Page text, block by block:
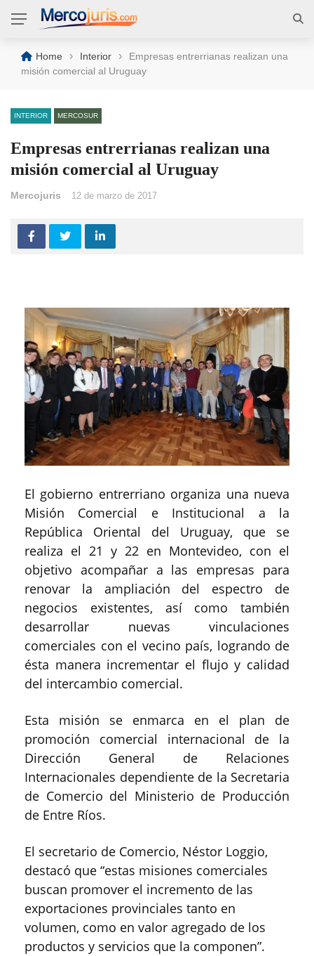
Home › Interior ›
Empresas entrerrianas realizan una
misión comercial al Uruguay
INTERIOR MERCOSUR
Empresas entrerrianas realizan una
misión comercial al Uruguay
Mercojuris 12 de marzo de 2017
El gobierno entrerriano organiza una nueva
Misión Comercial e Institucional a la
República Oriental del Uruguay, que se
realiza el 21 y 22 en Montevideo, con el
objetivo acompañar a las empresas para
renovar la ampliación del espectro de
negocios existentes, así como también
desarrollar nuevas vinculaciones
comerciales con el vecino país, logrando de
ésta manera incrementar el flujo y calidad
del intercambio comercial.
Esta misión se enmarca en el plan de
promoción comercial internacional de la
Dirección General de Relaciones
Internacionales dependiente de la Secretaria
de Comercio del Ministerio de Producción
de Entre Ríos.
El secretario de Comercio, Néstor Loggio,
destacó que “estas misiones comerciales
buscan promover el incremento de las
exportaciones provinciales tanto en
volumen, como en valor agregado de los
productos y servicios que la componen”.